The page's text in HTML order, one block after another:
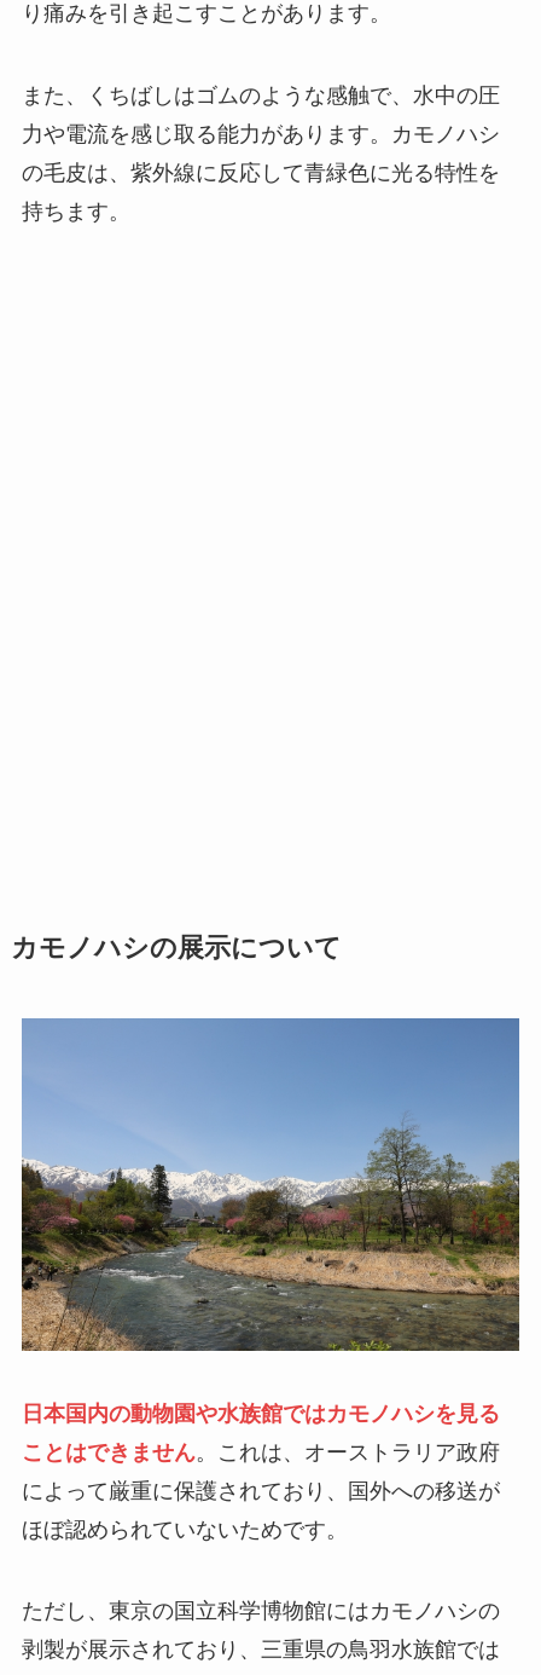
り痛みを引き起こすことがあります。
また、くちばしはゴムのような感触で、水中の圧
力や電流を感じ取る能力があります。カモノハシ
の毛皮は、紫外線に反応して青緑色に光る特性を
持ちます。
カモノハシの展示について
日本国内の動物園や水族館ではカモノハシを見る
ことはできません。これは、オーストラリア政府
によって厳重に保護されており、国外への移送が
ほぼ認められていないためです。
ただし、東京の国立科学博物館にはカモノハシの
剥製が展示されており、三重県の鳥羽水族館では